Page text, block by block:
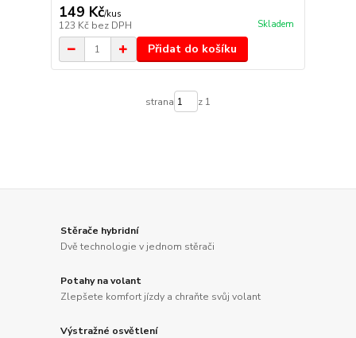
149 Kč/kus
123 Kč bez DPH Skladem
Přidat do košíku
strana z 1
Stěrače hybridní
Dvě technologie v jednom stěrači
Potahy na volant
Zlepšete komfort jízdy a chraňte svůj volant
Výstražné osvětlení